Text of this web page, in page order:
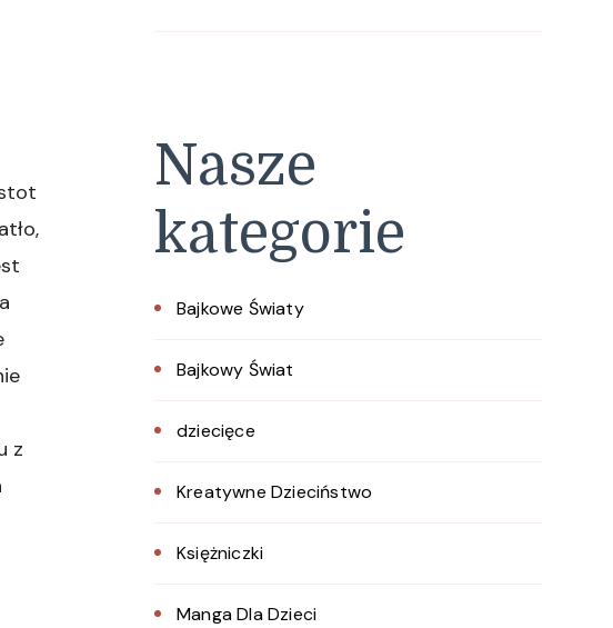
z
Nasze
kategorie
Bajkowe Światy
Bajkowy Świat
dziecięce
Kreatywne Dzieciństwo
Księżniczki
Manga Dla Dzieci